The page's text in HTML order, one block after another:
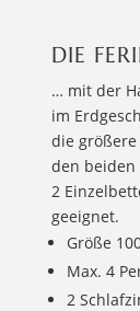
DIE
… mit der
im
die
den beiden
2
geeignet.
Größe
Max. 4
2